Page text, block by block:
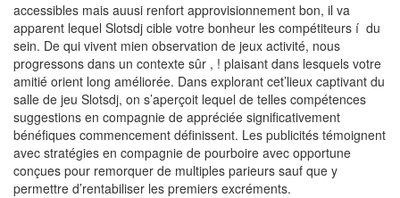
accessibles mais auusi renfort approvisionnement bon, il va
apparent lequel Slotsdj cible votre bonheur les compétiteurs í du
sein. De qui vivent mien observation de jeux activité, nous
progressons dans un contexte sûr , ! plaisant dans lesquels votre
amitié orient long améliorée. Dans explorant cet’lieux captivant du
salle de jeu Slotsdj, on s’aperçoit lequel de telles compétences
suggestions en compagnie de appréciée significativement
bénéfiques commencement définissent. Les publicités témoignent
avec stratégies en compagnie de pourboire avec opportune
conçues pour remorquer de multiples parieurs sauf que y
permettre d’rentabiliser les premiers excréments.